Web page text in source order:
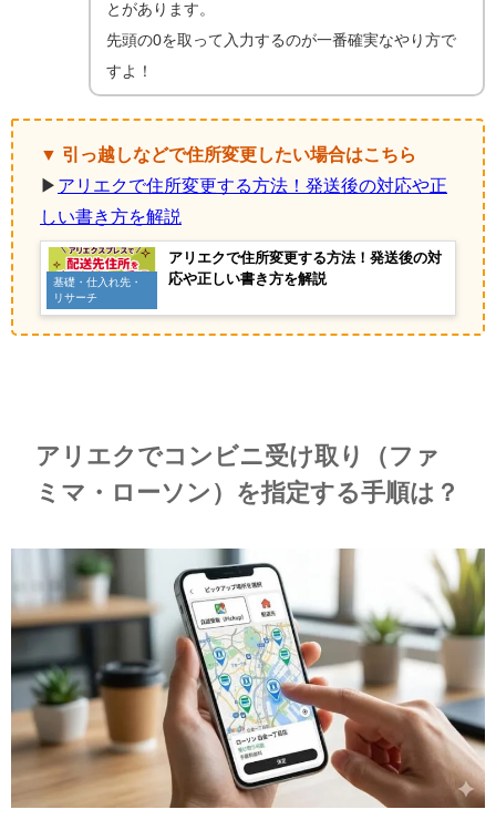
とがあります。
先頭の0を取って入力するのが一番確実なやり方で
すよ！
▼ 引っ越しなどで住所変更したい場合はこちら
▶ アリエクで住所変更する方法！発送後の対応や正
しい書き方を解説
基礎・仕入れ先・
リサーチ
アリエクで住所変更する方法！発送後の対
応や正しい書き方を解説
アリエクでコンビニ受け取り（ファ
ミマ・ローソン）を指定する手順は？